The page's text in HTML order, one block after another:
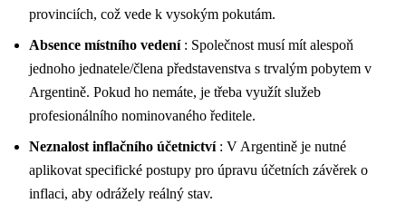
provinciích, což vede k vysokým pokutám.
Absence místního vedení : Společnost musí mít alespoň
jednoho jednatele/člena představenstva s trvalým pobytem v
Argentině. Pokud ho nemáte, je třeba využít služeb
profesionálního nominovaného ředitele.
Neznalost inflačního účetnictví : V Argentině je nutné
aplikovat specifické postupy pro úpravu účetních závěrek o
inflaci, aby odrážely reálný stav.